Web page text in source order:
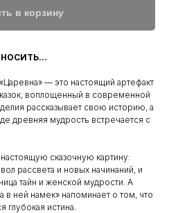
в корзину
— это настоящий артефакт
воплощенный в современной
рассказывает свою историю, а
древняя мудрость встречается с
сказочную картину:
рассвета и новых начинаний, и
тайн и женской мудрости. А
в ней намек» напоминает о том, что
глубокая истина.